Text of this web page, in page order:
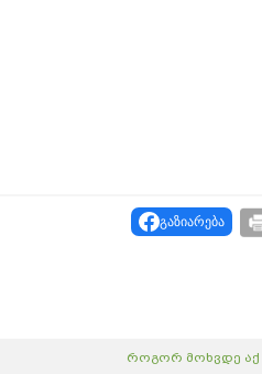
გაზიარება
როგორ მოხვდე აქ